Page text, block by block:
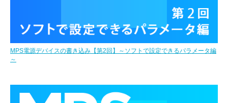
MPS電源デバイスの書き込み【第2回】～ソフトで設定できるパラメータ編
～